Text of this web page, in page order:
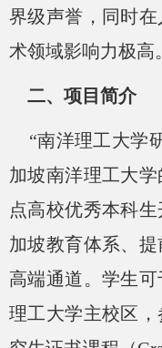
界级声誉，同时
术领域影响力极高。
二、项目简介
“南洋理工大学
加坡南洋理工大
点高校优秀本科
加坡教育体系、
高端通道。学生
理工大学主校区